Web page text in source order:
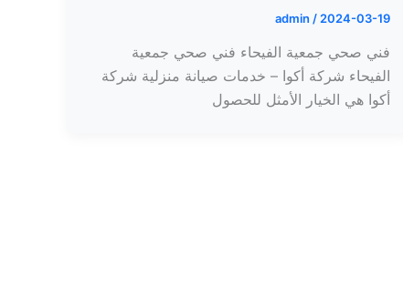
admin / 2024-03-19
فني صحي جمعية الفيحاء فني صحي جمعية
الفيحاء شركة أكوا – خدمات صيانة منزلية شركة
أكوا هي الخيار الأمثل للحصول